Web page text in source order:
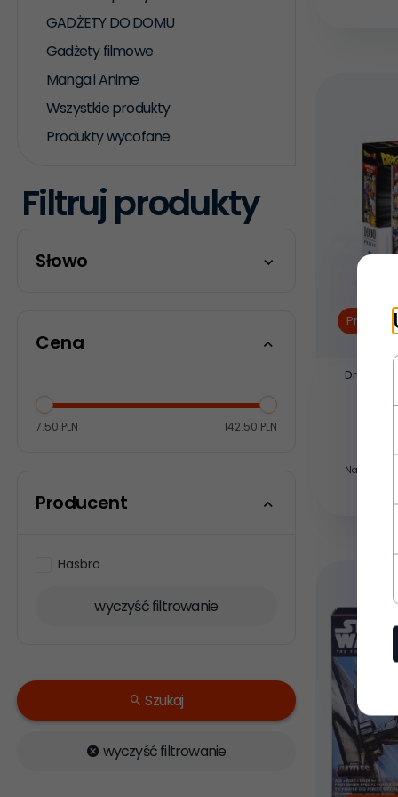
GADŻETY DO DOMU
Gadżety filmowe
Manga i Anime
Wszystkie produkty
Produkty wycofane
Filtruj produkty
Słowo
Cena
7.50 PLN 142.50 PLN
Producent
Hasbro
wyczyść filtrowanie
Szukaj
wyczyść filtrowanie
Dragon
Najniższa